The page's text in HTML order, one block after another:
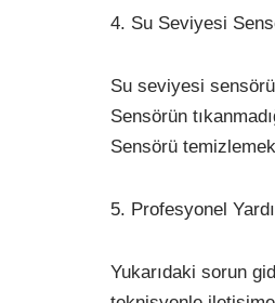
4. Su Seviyesi
Su seviyesi
Sensörün
Sensörü
5. Profesyonel
Yukarıdaki sorun